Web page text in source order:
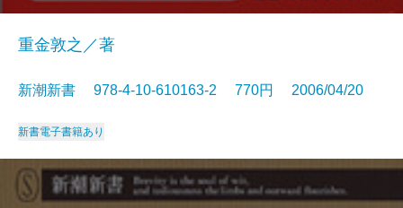
重金敦之／著
新潮新書 978-4-10-610163-2 770円 2006/04/20
新書電子書籍あり